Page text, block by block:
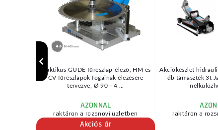
Praktikus GÜDE fűrészlap-élező, HM és
CV fűrészlapok fogainak élezésére
tervezve, Ø 90 - 4 ...
AZONNAL
raktáron a rozsnovi üzletben
Akciós ár
Akciókészlet
db támaszték 3t
raktáron a